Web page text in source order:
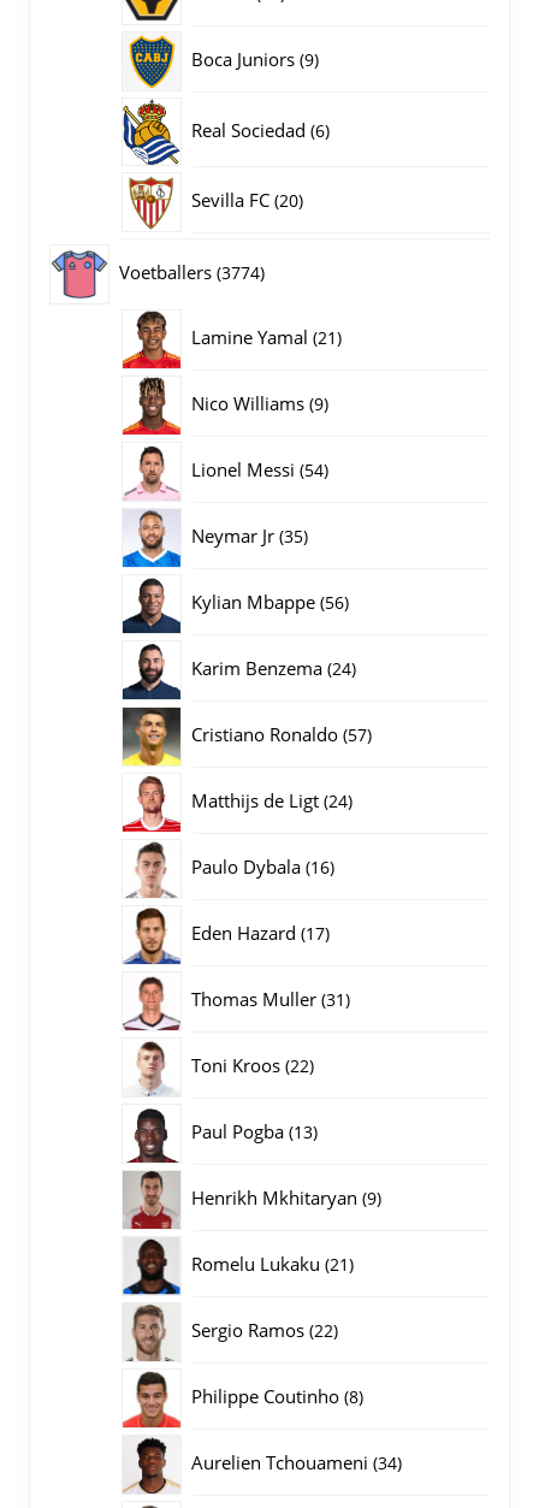
Boca Juniors 99
Real Sociedad 66
Sevilla FC 2020
Voetballers 37743774
Lamine Yamal 2121
Nico Williams 99
Lionel Messi 5454
Neymar Jr 3535
Kylian Mbappe 5656
Karim Benzema 2424
Cristiano Ronaldo 5757
Matthijs de Ligt 2424
Paulo Dybala 1616
Eden Hazard 1717
Thomas Muller 3131
Toni Kroos 2222
Paul Pogba 1313
Henrikh Mkhitaryan 99
Romelu Lukaku 2121
Sergio Ramos 2222
Philippe Coutinho 88
Aurelien Tchouameni 3434